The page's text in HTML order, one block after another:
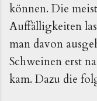
können. Die
Auffälligkeiten
man davon
Schweinen erst
kam. Dazu die